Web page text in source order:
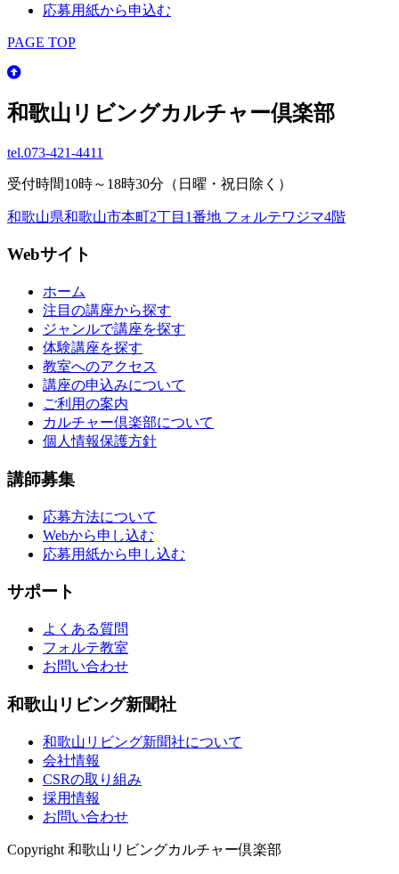
応募用紙から申込む
PAGE TOP
和歌山リビングカルチャー倶楽部
tel.073-421-4411
受付時間10時～18時30分（日曜・祝日除く）
和歌山県和歌山市本町2丁目1番地 フォルテワジマ4階
Webサイト
ホーム
注目の講座から探す
ジャンルで講座を探す
体験講座を探す
教室へのアクセス
講座の申込みについて
ご利用の案内
カルチャー倶楽部について
個人情報保護方針
講師募集
応募方法について
Webから申し込む
応募用紙から申し込む
サポート
よくある質問
フォルテ教室
お問い合わせ
和歌山リビング新聞社
和歌山リビング新聞社について
会社情報
CSRの取り組み
採用情報
お問い合わせ
Copyright 和歌山リビングカルチャー倶楽部